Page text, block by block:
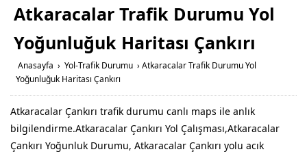
Atkaracalar Trafik Durumu Yol
Yoğunluğuk Haritası Çankırı
Anasayfa › Yol-Trafik Durumu › Atkaracalar Trafik Durumu Yol
Yoğunluğuk Haritası Çankırı
Atkaracalar Çankırı trafik durumu canlı maps ile anlık
bilgilendirme.Atkaracalar Çankırı Yol Çalışması,Atkaracalar
Çankırı Yoğunluk Durumu, Atkaracalar Çankırı yolu acık